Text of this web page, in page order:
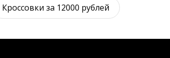
Кроссовки за 12000 рублей